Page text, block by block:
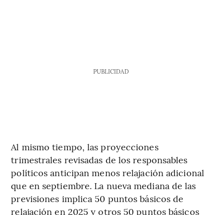
PUBLICIDAD
Al mismo tiempo, las proyecciones
trimestrales revisadas de los responsables
políticos anticipan menos relajación adicional
que en septiembre. La nueva mediana de las
previsiones implica 50 puntos básicos de
relajación en 2025 y otros 50 puntos básicos